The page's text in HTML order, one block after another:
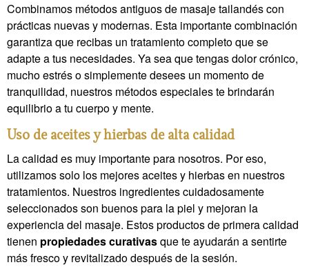
Combinamos métodos antiguos de masaje tailandés con
prácticas nuevas y modernas. Esta importante combinación
garantiza que recibas un tratamiento completo que se
adapte a tus necesidades. Ya sea que tengas dolor crónico,
mucho estrés o simplemente desees un momento de
tranquilidad, nuestros métodos especiales te brindarán
equilibrio a tu cuerpo y mente.
Uso de aceites y hierbas de alta calidad
La calidad es muy importante para nosotros. Por eso,
utilizamos solo los mejores aceites y hierbas en nuestros
tratamientos. Nuestros ingredientes cuidadosamente
seleccionados son buenos para la piel y mejoran la
experiencia del masaje. Estos productos de primera calidad
tienen propiedades curativasque te ayudarán a sentirte
más fresco y revitalizado después de la sesión.